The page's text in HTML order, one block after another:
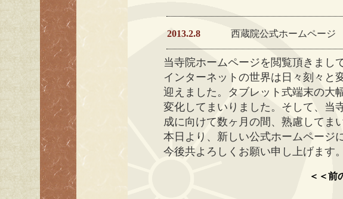
2013.2.8 西蔵院公式ホームペー
当寺院ホームページを閲覧頂きまし
インターネットの世界は日々刻々と
迎えました。タブレット式端末の大
変化してまいりました。そして、当
成に向けて数ヶ月の間、熟慮してま
本日より、新しい公式ホームページ
今後共よろしくお願い申し上げます。
＜＜前